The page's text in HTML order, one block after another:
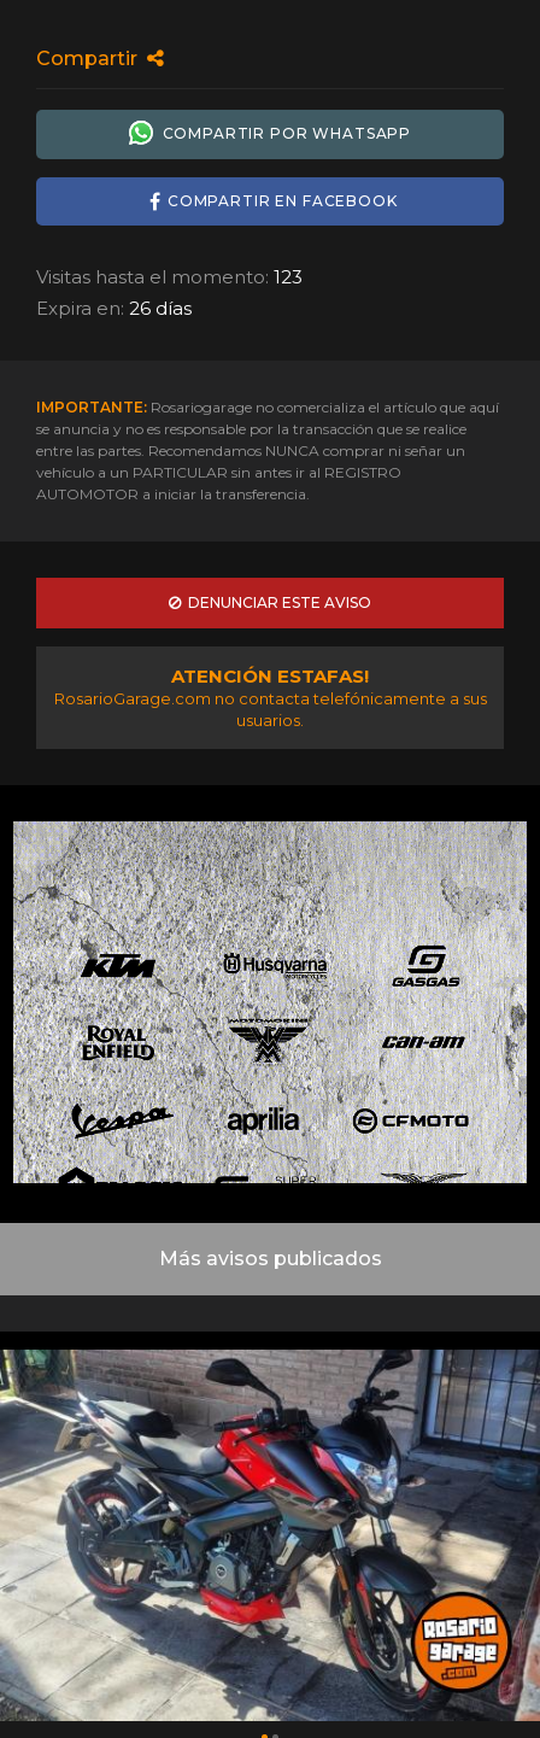
Compartir
COMPARTIR POR WHATSAPP
COMPARTIR EN FACEBOOK
Visitas hasta el momento: 123
Expira en: 26 días
IMPORTANTE: Rosariogarage no comercializa el artículo que aquí
se anuncia y no es responsable por la transacción que se realice
entre las partes. Recomendamos NUNCA comprar ni señar un
vehículo a un PARTICULAR sin antes ir al REGISTRO
AUTOMOTOR a iniciar la transferencia.
DENUNCIAR ESTE AVISO
ATENCIÓN ESTAFAS!
RosarioGarage.com no contacta telefónicamente a sus
usuarios.
Más avisos publicados